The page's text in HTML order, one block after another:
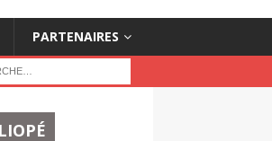
PARTENAIRES